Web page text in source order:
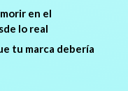
en el
lo real
tu marca debería